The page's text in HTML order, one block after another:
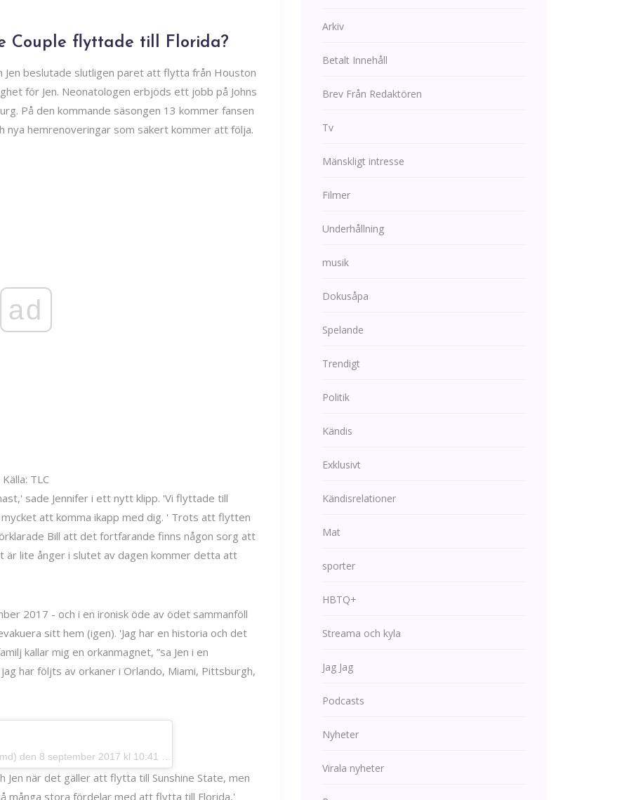
Couple flyttade till Florida?
Jen beslutade slutligen paret att flytta från Houston
för Jen. Neonatologen erbjöds ett jobb på Johns
På den kommande säsongen 13 kommer fansen
hemrenoveringar som säkert kommer att följa.
ad
Källa: TLC
sade Jennifer i ett nytt klipp. 'Vi flyttade till
mycket att komma ikapp med dig. ' Trots att flytten
Bill att det fortfarande finns någon sorg att
är lite ånger i slutet av dagen kommer detta att
2017 - och i en ironisk öde av ödet sammanföll
sitt hem (igen). 'Jag har en historia och det
kallar mig en orkanmagnet, ”sa Jen i en
har följts av orkaner i Orlando, Miami, Pittsburgh,
den 8 september 2017 kl 10:41 PDT
Jen när det gäller att flytta till Sunshine State, men
många stora fördelar med att flytta till Florida,'
Arkiv
Betalt Innehåll
Brev Från Redaktören
Tv
Mänskligt intresse
Filmer
Underhållning
musik
Dokusåpa
Spelande
Trendigt
Politik
Kändis
Exklusivt
Kändisrelationer
Mat
sporter
HBTQ+
Streama och kyla
Jag Jag
Podcasts
Nyheter
Virala nyheter